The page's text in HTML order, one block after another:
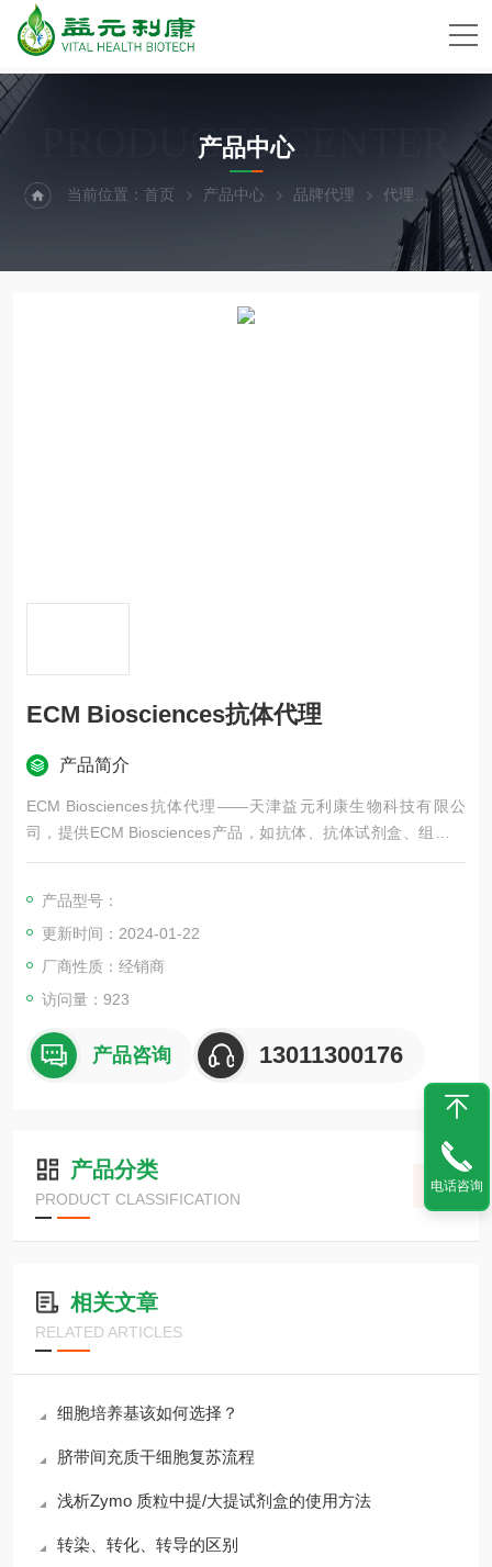
PRODUCTS CENTER
产品中心
当前位置：首页 产品中心 品牌代理 代理 ECM
ECM Biosciences抗体代理
产品简介
ECM Biosciences抗体代理——天津益元利康生物科技有限公
司，提供ECM Biosciences产品，如抗体、抗体试剂盒、组织裂
解物等，更多ECM Biosciences品牌产品等，欢迎咨询！
产品型号：
更新时间：2024-01-22
厂商性质：经销商
访问量：923
产品咨询 13011300176
产品分类
PRODUCT CLASSIFICATION
相关文章
RELATED ARTICLES
细胞培养基该如何选择？
脐带间充质干细胞复苏流程
浅析Zymo 质粒中提/大提试剂盒的使用方法
转染、转化、转导的区别
电话咨询